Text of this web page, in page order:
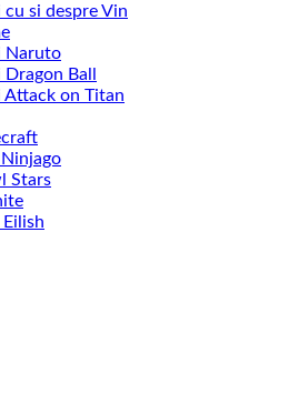
cu si despre Vin
Naruto
Ball
Attack on Titan
Stars